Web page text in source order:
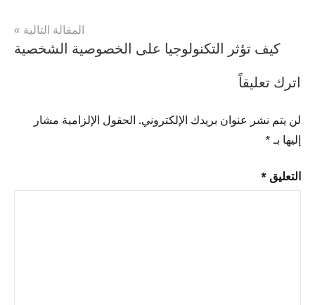
المقالات
المقالة التالية
كيف تؤثر التكنولوجيا على الخصوصية الشخصية
اترك تعليقاً
لن يتم نشر عنوان بريدك الإلكتروني. الحقول الإلزامية مشار
إليها بـ *
التعليق *